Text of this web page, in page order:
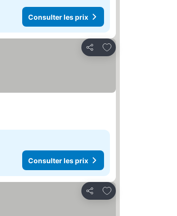
Consulter les prix
Partager
Ajouter à mes favoris
Consulter les prix
Partager
Ajouter à mes favoris